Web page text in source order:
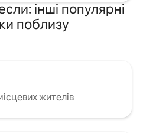
інші популярні
поблизу
жителів